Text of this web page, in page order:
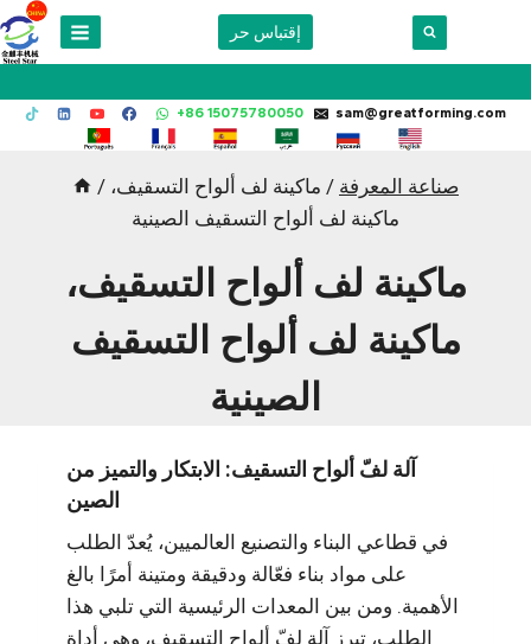
Skip
to
إقتباس حر
+86 15075780050 sam@greatforming.com
/ صناعة المعرفة / ماكينة لف ألواح التسقيف،
ماكينة لف ألواح التسقيف الصينية
ماكينة لف ألواح التسقيف،
ماكينة لف ألواح التسقيف
الصينية
آلة لفّ ألواح التسقيف: الابتكار والتميز من
الصين
في قطاعي البناء والتصنيع العالميين، يُعدّ الطلب
على مواد بناء فعّالة ودقيقة ومتينة أمرًا بالغ
الأهمية. ومن بين المعدات الرئيسية التي تلبي هذا
الطلب، تبرز آلة لفّ ألواح التسقيف، وهي أداة